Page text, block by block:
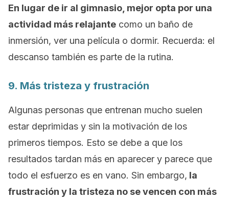
En lugar de ir al gimnasio, mejor opta por una
actividad más relajante como un baño de
inmersión, ver una película o dormir. Recuerda: el
descanso también es parte de la rutina.
9. Más tristeza y frustración
Algunas personas que entrenan mucho suelen
estar deprimidas y sin la motivación de los
primeros tiempos. Esto se debe a que los
resultados tardan más en aparecer y parece que
todo el esfuerzo es en vano. Sin embargo, la
frustración y la tristeza no se vencen con más